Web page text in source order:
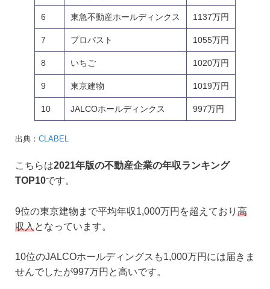
6 東急不動産ホールディンクス 1137万円
7 プロパスト 1055万円
8 いちご 1020万円
9 東京建物 1019万円
10 JALCOホールディンクス 997万円
出典： CLABEL
こちらは2021年版の不動産企業の年収ランキング
TOP10です。
9位の東京建物まで平均年収1,000万円を超えており 高
収入となっています。
10位のJALCOホールディングスも1,000万円には届きま
せんでしたが997万円と高いです。